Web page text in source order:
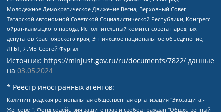
Молодежное Демократическое Движение Весна, Верховный Совет
Татарской Автономной Советской Социалистической Республики, Конгресс
ойрат-калмыцкого народа, Исполнительный комитет совета народных
депутатов Красноярского края, Этническое национальное объединение,
ЛГБТ, Я.МЫ Сергей Фургал
Источник: https://minjust.gov.ru/ru/documents/7822/ данные
на 03.05.2024
* Реестр иностранных агентов:
Калининградская региональная общественная организация "Экозащита!-Женсовет", Фонд содействия защите прав и свобод граждан "Общественный вердикт", Фонд "Институт Развития Свободы Информации", Частное учреждение "Информационное агентство МЕМО. РУ", Региональная общественная организация "Общественная комиссия по сохранению наследия академика Сахарова", Фонд поддержки свободы прессы, Санкт-Петербургская общественная правозащитная организация "Гражданский контроль", Межрегиональная общественная организация "Информационно-просветительский центр "Мемориал", Региональный Фонд "Центр Защиты Прав Средств Массовой Информации", с 05.12.2023 Фонд "Центр Защиты Прав Средств массовой информации", Региональная общественная благотворительная организация помощи беженцам и мигрантам "Гражданское содействие", Негосударственное образовательное учреждение дополнительного профессионального образования (повышение квалификации) специалистов "АКАДЕМИЯ ПО ПРАВАМ ЧЕЛОВЕКА", Свердловская региональная общественная организация "Сутяжник", Автономная некоммерческая организация "Центр независимых социологических исследований", Союз общественных объединений "Российский исследовательский центр по правам человека", Региональное общественное учреждение научно-информационный центр "МЕМОРИАЛ", Некоммерческая организация "Фонд защиты гласности", Автономная некоммерческая организация "Институт прав человека", Городская общественная организация "Екатеринбургское общество "МЕМОРИАЛ", Городская общественная организация "Рязанское историко-просветительское и правозащитное общество "Мемориал" (Рязанский Мемориал), Челябинский региональный орган общественной самодеятельности – женское общественное объединение "Женщины Евразии", Челябинский региональный орган общественной самодеятельности "Уральская правозащитная группа", Фонд содействия защите здоровья и социальной справедливости имени Андрея Рылькова, Автономная Некоммерческая Организация "Аналитический Центр Юрия Левады", Автономная некоммерческая организация социальной поддержки населения "Проект Апрель", Региональная общественная организация помощи женщинам и детям, находящимся в кризисной ситуации "Информационно-методический центр "Анна", Фонд содействия развитию массовых коммуникаций и правовому просвещению "Так-так-Так", Фонд содействия устойчивому развитию "Серебряная тайга", Свердловский региональный общественный фонд социальных проектов "Новое время", "Idel.Реалии", Кавказ.Реалии, Крым.Реалии, Телеканал Настоящее Время, Татаро-башкирская служба Радио Свобода (Azatliq Radiosi), Радио Свободная Европа/Радио Свобода (PCE/PC), "Сибирь.Реалии", "Фактограф", Благотворительный фонд помощи осужденным и их семьям, Автономная некоммерческая организация "Институт глобализации и социальных движений", Фонд "В защиту прав заключенных", Частное учреждение "Центр поддержки и содействия развитию средств массовой информации", Пензенский региональный общественный благотворительный фонд "Гражданский союз", "Север.Реалии", Некоммерческая организация Фонд "Правовая инициатива", Общество с ограниченной ответственностью "Радио Свободная Европа/Радио Свобода", Чешское информационное агентство "MEDIUM-ORIENT", Красноярская региональная общественная организация "Мы против СПИДа", Камалягин Денис Николаевич, Маркелов Сергей Евгеньевич, Пономарев Лев Александрович, Савицкая Людмила Алексеевна, Автономная некоммерческая организация "Центр по работе с проблемой насилия "НАСИЛИЮ.НЕТ", Межрегиональный профессиональный союз работников здравоохранения "Альянс врачей", Юридическое лицо, зарегистрированное в Латвийской Республике, SIA "Medusa Project" (регистрационный номер 40103797863, дата регистрации 10.06.2014), Некоммерческая организация "Фонд по борьбе с коррупцией", Автономная некоммерческая организация "Институт права и публичной политики", Баданин Роман Сергеевич, Гликин Максим Александрович, Железнова Мария Михайловна, Лукьянова Юлия Сергеевна, Маетная Елизавета Витальевна, Маняхин Петр Борисович, Чуракова Ольга Владимировна, Ярош Юлия Петровна, Юридическое лицо "The Insider SIA", зарегистрированное в Риге, Латвийская Республика (дата регистрации 26.06.2015), являющееся администратором доменного имени интернет-издания "The Insider SIA", https://theins.ru, Постернак Алексей Евгеньевич, Рубин Михаил Аркадьевич, Анин Роман Александрович, Юридическое лицо Istories fonds, зарегистрированное в Латвийской Республике (регистрационный номер 50008295751, дата регистрации 24.02.2020), Великовский Дмитрий Александрович, Долинина Ирина Николаевна, Мароховская Алеся Алексеевна, Шлейнов Роман Юрьевич, Шмагун Олеся Валентиновна, Общество с ограниченной ответственностью "Альтаир 2021", Общество с ограниченной ответственностью "Вега 2021", Общество с ограниченной ответственностью "Главный редактор 2021", Общество с ограниченной ответственностью "Ромашки монолит", Важенков Артем Валерьевич, Ивановская областная общественная организация "Центр гендерных исследований", Гурман Юрий Альбертович, Медиапроект "ОВД-Инфо", Егоров Владимир Владимирович, Жилинский Владимир Александрович, Общество с ограниченной ответственностью "ЗП", Иванова София Юрьевна, Карезина Инна Павловна, Кильтау Екатерина Викторовна, Петров Алексей Викторович, Пискунов Сергей Евгеньевич, Смирнов Сергей Сергеевич, Тихонов Михаил Сергеевич, Общество с ограниченной ответственностью "ЖУРНАЛИСТ-ИНОСТРАННЫЙ АГЕНТ", Арапова Галина Юрьевна, Вольтская Татьяна Анатольевна, Американская компания "Mason G.E.S. Anonymous Foundation" (США), являющаяся владельцем интернет-издания https://mnews.world/, Компания "Stichting Bellingcat", зарегистрированная в Нидерландах (дата регистрации 11.07.2018), Захаров Андрей Вячеславович, Клепиковская Екатерина Дмитриевна, Общество с ограниченной ответственностью "МЕМО", Перл Роман Александрович, Симонов Евгений Алексеевич, Соловьева Елена Анатольевна, Сотников Даниил Владимирович, Сурначева Елизавета Дмитриевна, Автономная некоммерческая организация по защите прав человека и информированию населения "Якутия – Наше Мнение", Общество с ограниченной ответственностью "Москоу диджитал медиа", с 26.01.2023 Общество с ограниченной ответственностью "Чайка Белые сады", Ветошкина Валерия Валерьевна, Заговора Максим Александрович, Межрегиональное общественное движение "Российская ЛГБТ - сеть", Оленичев Максим Владимирович, Павлов Иван Юрьевич, Скворцова Елена Сергеевна, Общество с ограниченной ответственностью "Как бы инагент", Кочетков Игорь Викторович, Общество с ограниченной ответственностью "Честные выборы", Еланчик Олег Александрович, Общество с ограниченной ответственностью "Нобелевский призыв", Гималова Регина Эмилевна, Григорьев Андрей Валерьевич, Григорьева Алина Александровна, Ассоциация по содействию защите прав призывников, альтернативнослужащих и военнослужащих "Правозащитная группа "Гражданин.Армия.Право", Хисамова Регина Фаритовна, Автономная некоммерческая организация по реализации социально-правовых программ "Лилит", Дальневосточное общественное движение "Маяк", Санкт-Петербургская ЛГБТ-инициативная группа "Выход", Инициативная группа ЛГБТ+ "Реверс", Алексеев Андрей Викторович, Бекбулатова Таисия Львовна, Беляев Иван Михайлович, Владыкина Елена Сергеевна, Гельман Марат Александрович, Никульшина Вероника Юрьевна, Толоконникова Надежда Андреевна, Шендерович Виктор Анатольевич, Общество с ограниченной ответственностью "Данное сообщение", Общество с ограниченной ответственностью Издательский дом "Новая глава", Айнбиндер Александра Александровна, Московский комьюнити-центр для ЛГБТ+инициатив, Благотворительный фонд развития филантропии, Deutsche Welle (Германия, Kurt-Schumacher-Strasse 3, 53113 Bonn), Борзунова Мария Михайловна, Воробьев Виктор Викторович, Голубева Анна Львовна, Константинова Алла Михайловна, Малкова Ирина Владимировна, Мурадов Мурад Абдулгалимович, Осетинская Елизавета Николаевна, Понасенков Евгений Николаевич, Ганапольский Матвей Юрьевич, Киселев Евгений Алексеевич, Борухович Ирина Григорьевна, Дремин Иван Тимофеевич, Дубровский Дмитрий Викторович, Красноярская региональная общественная организация поддержки и развития альтернативных образовательных технологий и межкультурных коммуникаций "ИНТЕРРА", Маяковская Екатерина Алексеевна, Фейгин Марк Захарович, Филимонов Андрей Викторович, Дзугкоева Регина Николаевна, Доброхотов Роман Александрович, Дудь Юрий Александрович, Елкин Сергей Владимирович, Кругликов Кирилл Игоревич, Сабунаева Мария Леонидовна, Семенов Алексей Владимирович, Шаинян Карен Багратович, Шульман Екатерина Михайловна, Асафьев Артур Валерьевич, Вахштайн Виктор Семенович, Венедиктов Алексей Алексеевич, Лушникова Екатерина Евгеньевна, Волков Леонид Михайлович, Невзоров Александр Глебович, Пархоменко Сергей Борисович, Сироткин Ярослав Николаевич, Кара-Мурза Владимир Владимирович, Баранова Наталья Владимировна, Гозман Леонид Яковлевич, Кагарлицкий Борис Юльевич, Климарев Михаил Валерьевич, Милов Владимир Станиславович, Автономная некоммерческая организация Краснодарский центр современного искусства "Типография", Моргенштерн Алишер Тагирович, Соболь Любовь Эдуардовна, Общество с ограниченной ответственностью "ЛИЗА НОРМ", Каспаров Гарри Кимович, Ходорковский Михаил Борисович, Общество с ограниченной ответственностью "Апрельские тезисы", Данилович Ирина Брониславовна, Кашин Олег Владимирович, Петров Николай Владимирович, Пивоваров Алексей Владимирович, Соколов Михаил Владимирович, Цветкова Юлия Владимировна, Чичваркин Евгений Александрович, Комитет против пыток/Команда против пыток, Общество с ограниченной ответственностью "Первый научный", Общество с ограниченной ответственностью "Вертолет и ко", Белоцерковская Вероника Борисовна, Кац Максим Евгеньевич, Лазарева Татьяна Юрьевна, Шаведдинов Руслан Табризович, Яшин Илья Валерьевич, Общество с ограниченной ответственностью "Иноагент ААВ", Алешковский Дмитрий Петрович, Альбац Евгения Марковна, Быков Дмитрий Львович, Галямина Юлия Евгеньевна, Лойко Сергей Леонидович, Мартынов Кирилл Константинович, Медведев Сергей Александрович, Крашенинников Федор Геннадиевич, Гордеева Катерина Вл